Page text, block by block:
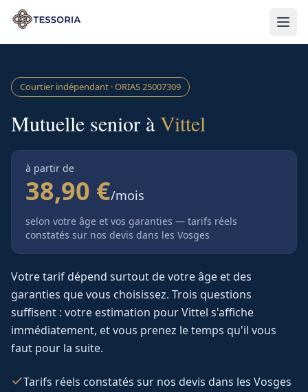
Aller au contenu principal
Courtier indépendant · ORIAS25007309
Mutuelle senior àVittel
à partir de
38,90 €/mois
selon votre âge et vos garanties — tarifs réels
constatés sur nos devis dans les Vosges
Votre tarif dépend surtout de votre âge et des
garanties que vous choisissez. Trois questions
suffisent : votre estimation pourVittel s'affiche
immédiatement, et vous prenez le temps qu'il vous
faut pour la suite.
Tarifs réels constatés sur nos devis dans les Vosges